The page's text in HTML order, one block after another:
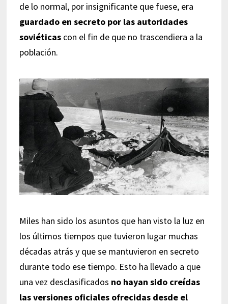
de lo normal, por insignificante que fuese, era
guardado en secreto por las autoridades
soviéticascon el fin de que no trascendiera a la
población.
Miles han sido los asuntos que han visto la luz en
los últimos tiempos que tuvieron lugar muchas
décadas atrás y que se mantuvieron en secreto
durante todo ese tiempo. Esto ha llevado a que
una vez desclasificados no hayan sido creídas
las versiones oficiales ofrecidas desde el